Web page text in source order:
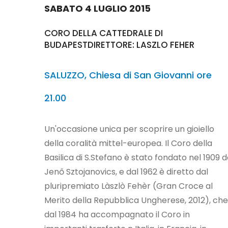
SABATO 4 LUGLIO 2015
CORO DELLA CATTEDRALE DI
BUDAPESTDIRETTORE: LASZLO FEHER
SALUZZO, Chiesa di San Giovanni ore
21.00
Un'occasione unica per scoprire un gioiello
della coralità mittel-europea. Il Coro della
Basilica di S.Stefano è stato fondato nel 1909
Jenő Sztojanovics, e dal 1962 è diretto dal
pluripremiato Làszlò Fehèr (Gran Croce al
Merito della Repubblica Ungherese, 2012), che
dal 1984 ha accompagnato il Coro in